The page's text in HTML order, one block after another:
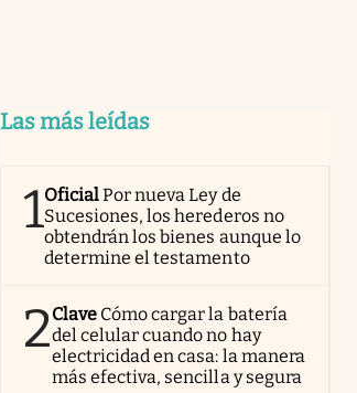
Las más leídas
1OficialPor nueva Ley de
Sucesiones, los herederos no
obtendrán los bienes aunque lo
determine el testamento
2Clave Cómo cargar la batería
del celular cuando no hay
electricidad en casa: la manera
más efectiva, sencilla y segura